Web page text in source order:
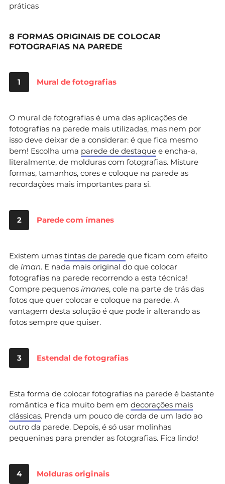
práticas
8 FORMAS ORIGINAIS DE COLOCAR
FOTOGRAFIAS NA PAREDE
1 Mural de fotografias
O mural de fotografias é uma das aplicações de
fotografias na parede mais utilizadas, mas nem por
isso deve deixar de a considerar: é que fica mesmo
bem! Escolha uma parede de destaque e encha-a,
literalmente, de molduras com fotografias. Misture
formas, tamanhos, cores e coloque na parede as
recordações mais importantes para si.
2 Parede com ímanes
Existem umas tintas de parede que ficam com efeito
de íman. E nada mais original do que colocar
fotografias na parede recorrendo a esta técnica!
Compre pequenos ímanes, cole na parte de trás das
fotos que quer colocar e coloque na parede. A
vantagem desta solução é que pode ir alterando as
fotos sempre que quiser.
3 Estendal de fotografias
Esta forma de colocar fotografias na parede é bastante
romântica e fica muito bem em decorações mais
clássicas. Prenda um pouco de corda de um lado ao
outro da parede. Depois, é só usar molinhas
pequeninas para prender as fotografias. Fica lindo!
4 Molduras originais